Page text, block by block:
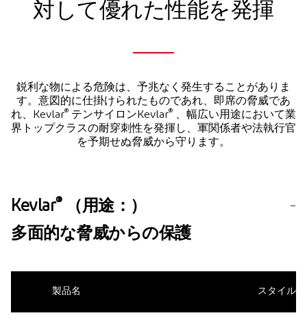
対して優れた性能を発揮
鋭利な物による危険は、予兆なく発生することがありま
す。意図的に仕掛けられたものであれ、即席の脅威であ
れ、Kevlar® テンサイロンKevlar® 、幅広い用途において業
界トップクラスの耐穿刺性を発揮し、軍関係者や法執行官
を予期せぬ脅威から守ります。
Kevlar®
（用途：）
多面的な脅威からの保護
製品名 スタイル